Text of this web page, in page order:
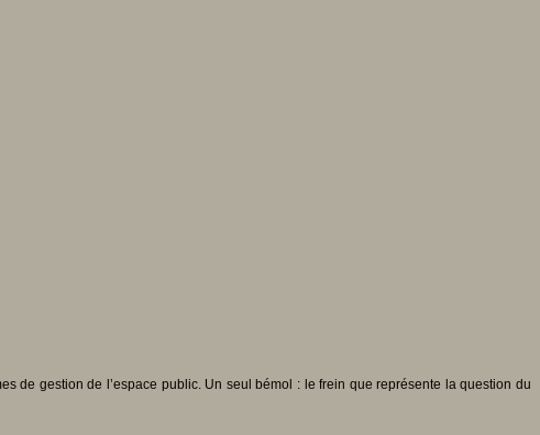
de gestion de l’espace public. Un seul bémol : le frein que représente la question du